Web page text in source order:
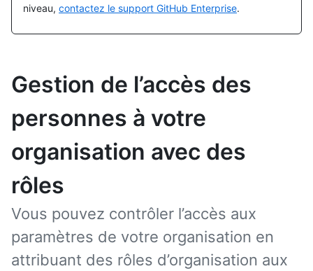
niveau, contactez le support GitHub Enterprise.
Gestion de l’accès des
personnes à votre
organisation avec des
rôles
Vous pouvez contrôler l’accès aux
paramètres de votre organisation en
attribuant des rôles d’organisation aux